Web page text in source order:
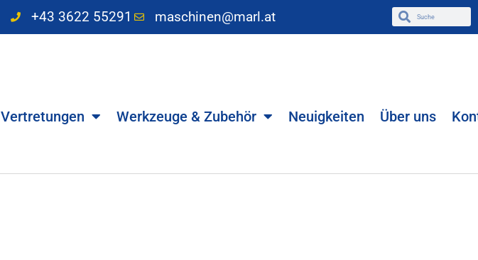
+43 3622 55291 maschinen@marl.at
Vertretungen Werkzeuge & Zubehör Neuigkeiten Über uns